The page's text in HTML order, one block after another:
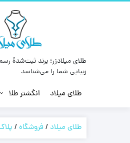
طلای میلادزر؛ برند ثبت‌شدهٔ
زیبایی شما را می‌شناسد
طلای میلاد انگشتر طلا
طلای میلاد /فروشگاه/